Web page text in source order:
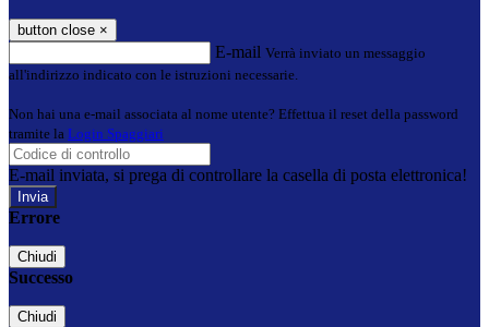
button close ×
E-mail Verrà inviato un messaggio
all'indirizzo indicato con le istruzioni necessarie.
Non hai una e-mail associata al nome utente? Effettua il reset della password
tramite la Login Spaggiari
E-mail inviata, si prega di controllare la casella di posta elettronica!
Errore
Chiudi
Successo
Chiudi